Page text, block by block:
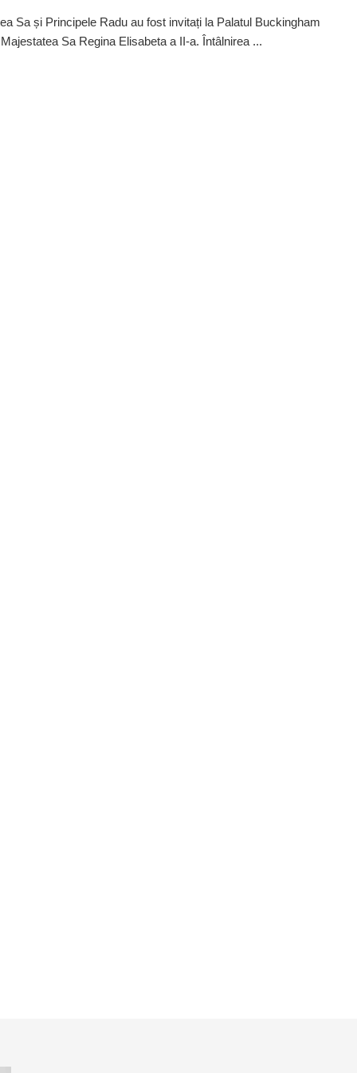
Sa și Principele Radu au fost invitați la Palatul Buckingham
Sa Regina Elisabeta a II-a. Întâlnirea ...